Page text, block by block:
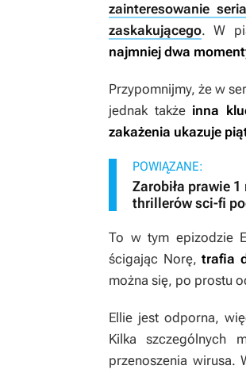
zainteresowanie
zaskakującego. W
najmniej dwa
Przypomnijmy, że w
jednak także inna
zakażenia ukazuje
POWIĄZANE:
Zarobiła prawie
thrillerów sci-fi
To w tym epizodzie
ścigając Norę,trafia
można się, po prostu
Ellie jest odporna,
Kilka szczególnych
przenoszenia wirusa.